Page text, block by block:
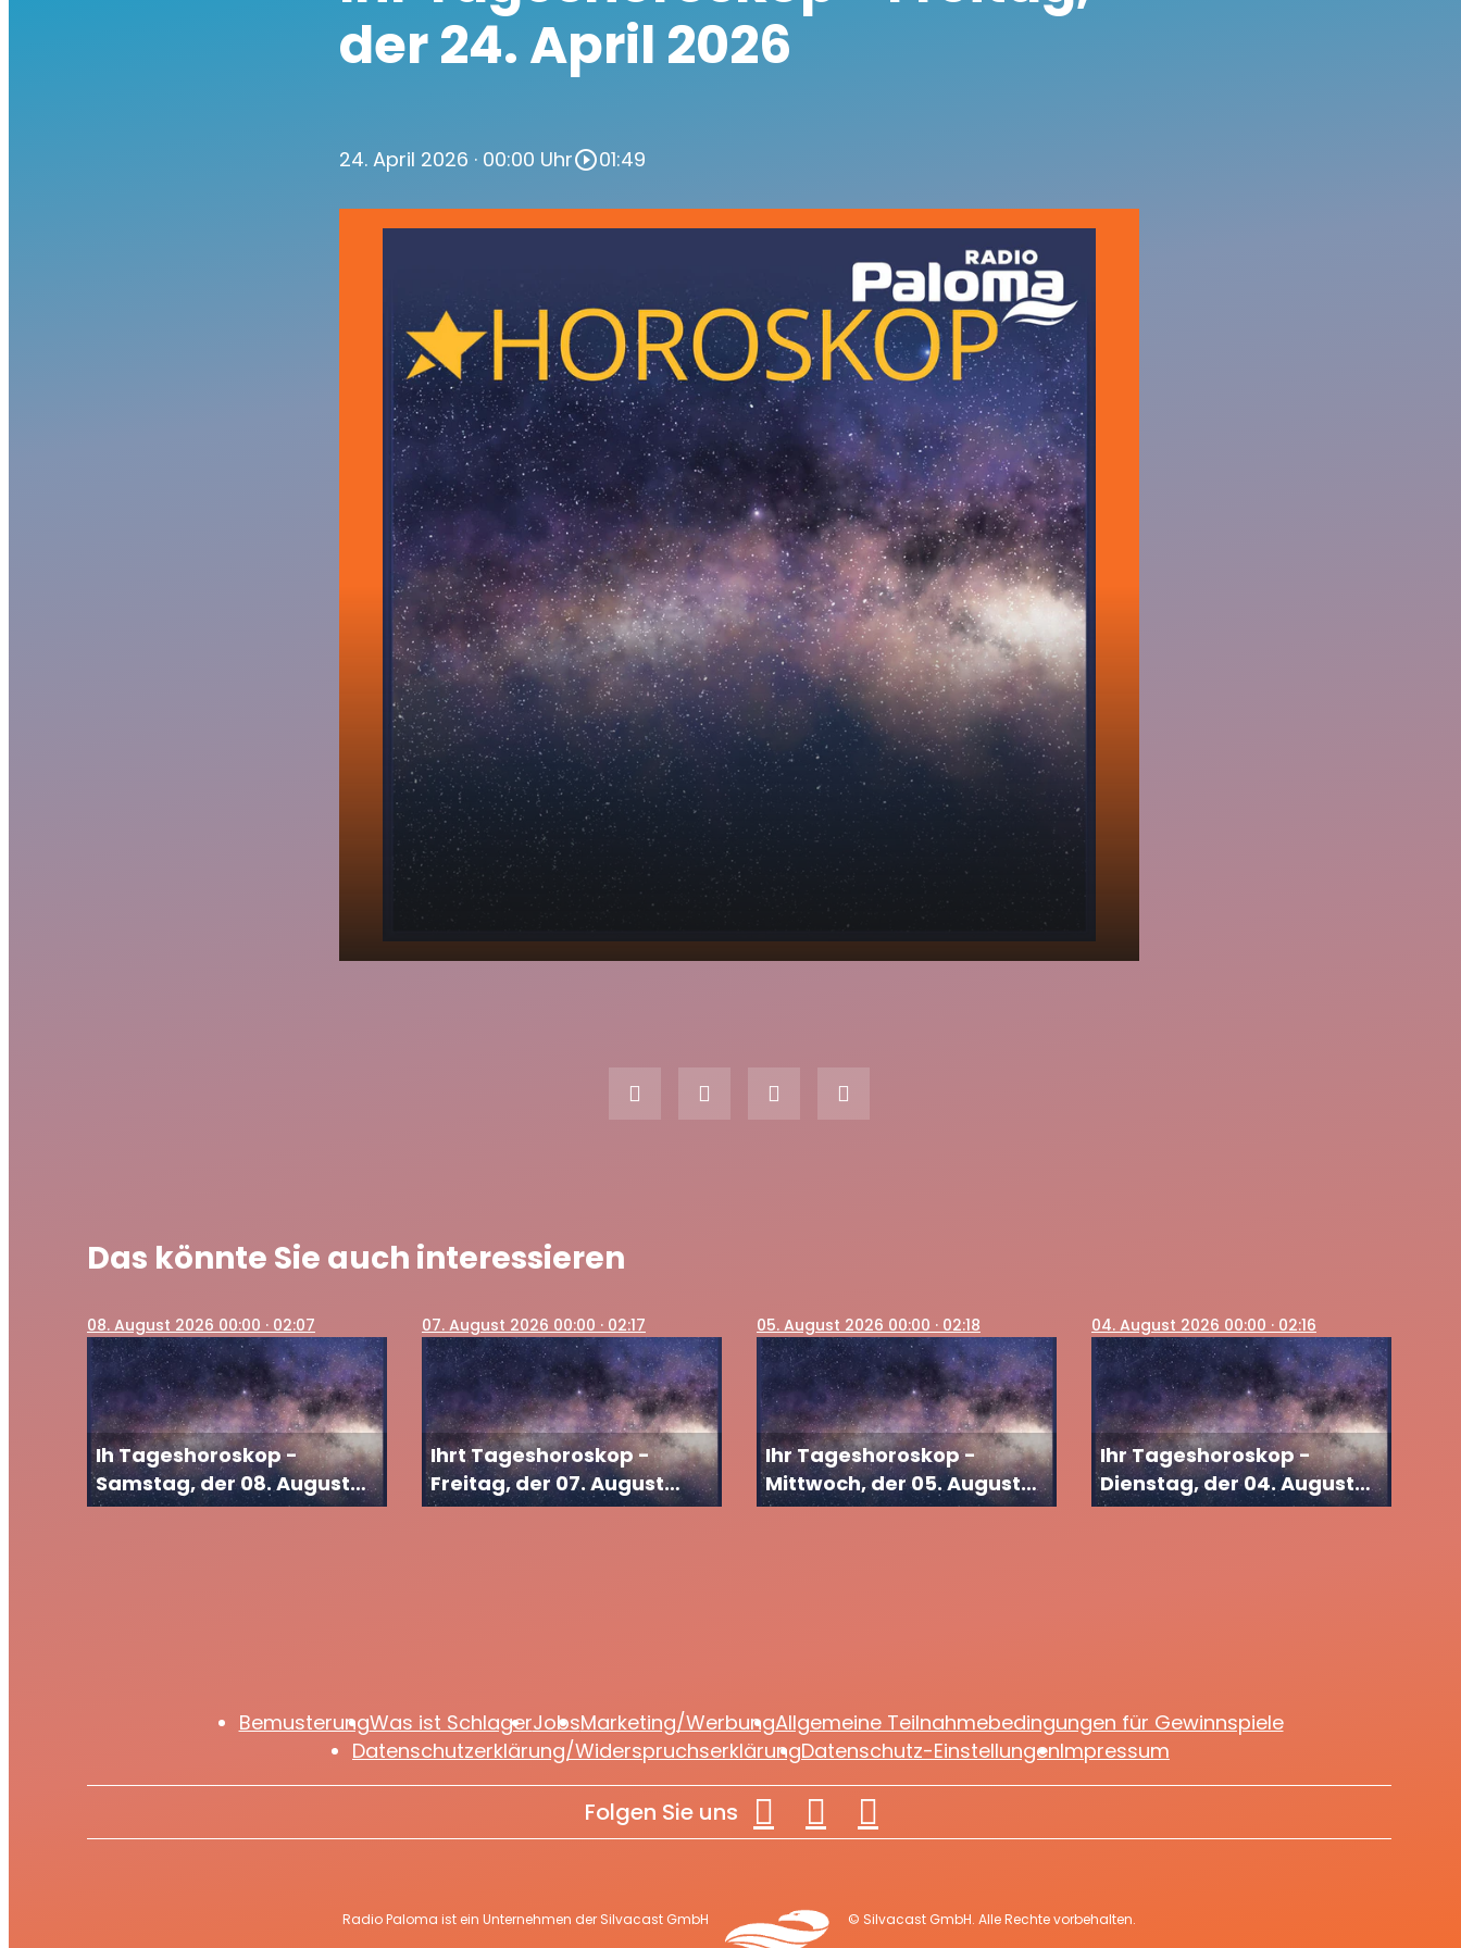
der 24. April 2026
24. April 2026 · 00:00 Uhrplay_circle_outline01:49
Das könnte Sie auch interessieren
08. August 2026 00:00 · 02:07
Ih Tageshoroskop -
Samstag, der 08. August
2026
07. August 2026 00:00 · 02:17
Ihrt Tageshoroskop -
Freitag, der 07. August
2026
05. August 2026 00:00 · 02:18
Ihr Tageshoroskop -
Mittwoch, der 05. August
2026
04. August 2026 00:00 · 02:16
Ihr Tageshoroskop -
Dienstag, der 04. August
2026
BemusterungWas ist SchlagerJobsMarketing/WerbungAllgemeine Teilnahmebedingungen für Gewinnspiele
Datenschutzerklärung/WiderspruchserklärungDatenschutz-EinstellungenImpressum
Folgen Sie uns
Radio Paloma ist ein Unternehmen der Silvacast GmbH © Silvacast GmbH. Alle Rechte vorbehalten.